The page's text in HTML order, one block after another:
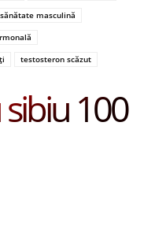
sănătate masculină
testosteron scăzut
100